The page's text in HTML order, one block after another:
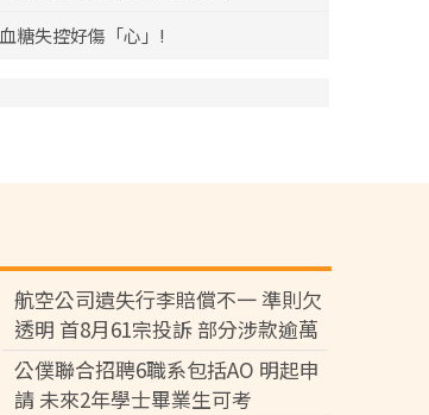
血糖失控好傷「心」!
航空公司遺失行李賠償不一 準則欠
透明 首8月61宗投訴 部分涉款逾萬
元
公僕聯合招聘6職系包括AO 明起申
請 未來2年學士畢業生可考